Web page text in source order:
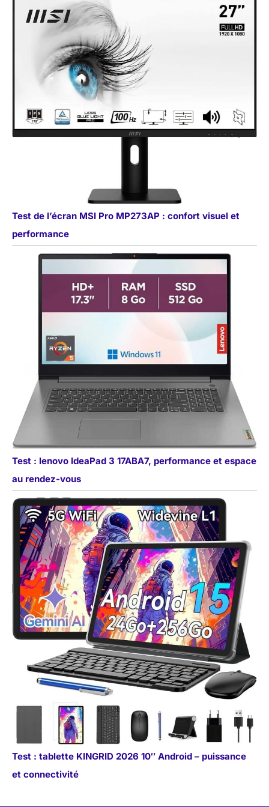
une analyse en temps
réel et des informations
transformant ainsi
l'interaction « ce que
vous voyez est ce que
vous obtenez » en
QUATRE ANS: KINGRID
a mis en place un
système de contrôle
de quitter l'usine. Pour
la W90 Tablette 4g avec
Carte Sim, nous offrons
de quatre ans et nous
nous engageons à
fournir des services de
conseil technique à vie.
Pour toute question
concernant l'utilisation
ou toute suggestion
d'amélioration,
n'hésitez pas à
contacter notre équipe
de professionnels à
tout moment. Vos
commentaires nous
permettront d'améliorer
sommes toujours à
l'écoute de nos
optimisons
constamment leur
expérience.
Test de l’écran MSI Pro MP273AP : confort visuel et
performance
Test : lenovo IdeaPad 3 17ABA7, performance et espace
au rendez-vous
Test : tablette KINGRID 2026 10″ Android – puissance
et connectivité